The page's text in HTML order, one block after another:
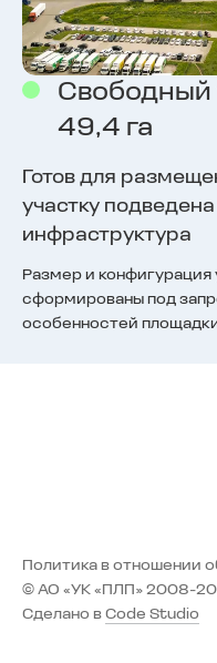
Свободный
49,4 га
Готов для
участку
инфраструктура
Размер и конфигурация
сформированы под
особенностей
Политика в отношении
© АО «УК «ПЛП» 2008-
Сделано в Code Studio